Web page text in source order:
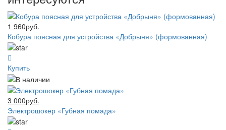
1 960руб.
Кобура поясная для устройства «Добрыня» (формованная)
Купить
3 000руб.
Электрошокер «Губная помада»